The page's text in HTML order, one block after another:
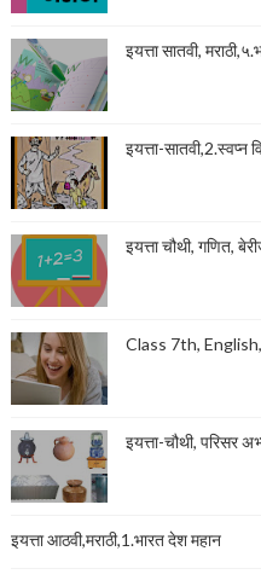
इयत्ता सातवी,
इयत्ता-सातवी,2.स्वप्न
इयत्ता चौथी, गणित,
Class 7th,
इयत्ता-चौथी, परिसर
इयत्ता आठवी,मराठी,1.भारत देश महान